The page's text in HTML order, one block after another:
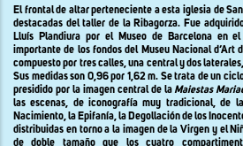
El frontal de altar perteneciente a esta iglesia de
destacadas del taller de la Ribagorza. Fue
Lluís Plandiura por el Museo de Barcelona en
importante de los fondos del Museu Nacional d’Art
compuesto por tres calles, una central y dos
Sus medidas son 0,96 por 1,62 m. Se trata de un
presidido por la imagen central de laMaiestas
las escenas, de iconografía muy tradicional, de
Nacimiento, la Epifanía, la Degollación de los
distribuidas en torno a la imagen de la Virgen y el
de doble tamaño que los cuatro